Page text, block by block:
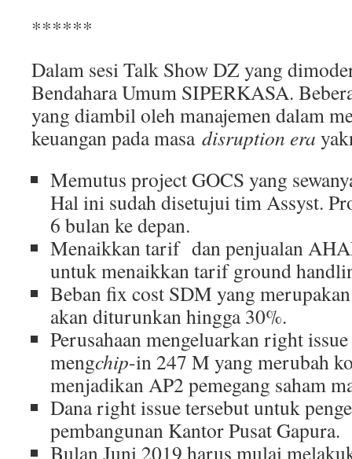
******
Dalam sesi Talk Show DZ yang
Bendahara Umum SIPERKASA.
yang diambil oleh manajemen dalam
keuangan pada masa disruption era
Memutus project GOCS yang
Hal ini sudah disetujui tim Assyst.
6 bulan ke depan.
Menaikkan tarif dan penjualan
untuk menaikkan tarif ground
Beban fix cost SDM yang
akan diturunkan hingga 30%.
Perusahaan mengeluarkan right
mengchip-in 247 M yang merubah
menjadikan AP2 pemegang saham
Dana right issue tersebut untuk
pembangunan Kantor Pusat Gapura.
Bulan Juni 2019 harus mulai